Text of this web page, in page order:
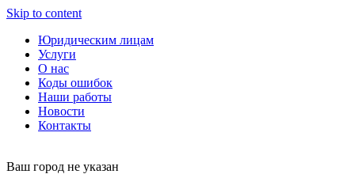
Skip to content
Юридическим лицам
Услуги
О нас
Коды ошибок
Наши работы
Новости
Контакты
Ваш город не указан